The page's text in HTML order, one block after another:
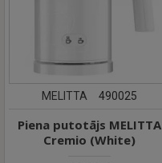
MELITTA 490025
Piena putotājs MELITTA
Cremio (White)